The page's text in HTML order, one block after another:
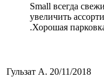
Small всегда
увеличить
.Хорошая
Гульзат А. 20/11/2018